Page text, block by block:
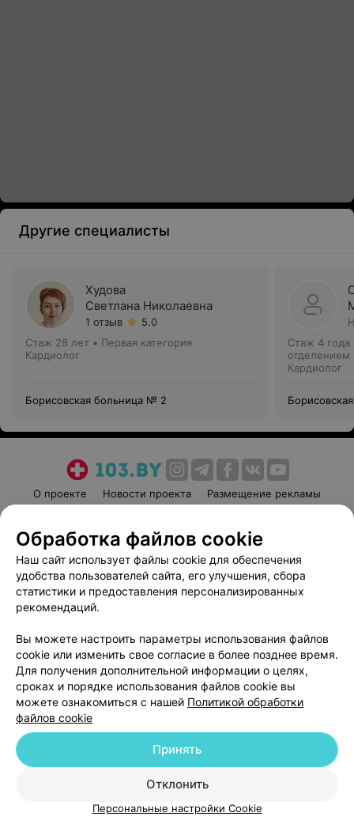
Другие специалисты
Худова
Светлана Николаевна
1 отзыв
5.0
Стаж 28 лет • Первая категория
Кардиолог
Борисовская больница № 2
Стаж 4 года
отделением
Кардиолог
О проекте Новости проекта
Размещение рекламы
Пользовательское соглашение
Способы оплаты
Вакансии
Партнеры
Написать руководителю 103.by
Обработка персональных данных
© 2026 ООО «Артокс Лаб», УНП 191700409
| 220012, Республика Беларусь,
Служба поддержки +375 291212755
Обработка файлов cookie
Наш сайт использует файлы cookie для обеспечения
удобства пользователей сайта, его улучшения, сбора
статистики и предоставления персонализированных
рекомендаций.
Вы можете настроить параметры использования файлов
cookie или изменить свое согласие в более позднее время.
Для получения дополнительной информации о целях,
сроках и порядке использования файлов cookie вы
можете ознакомиться с нашей Политикой обработки
файлов cookie
Отклонить
Принять
Персональные настройки Cookie